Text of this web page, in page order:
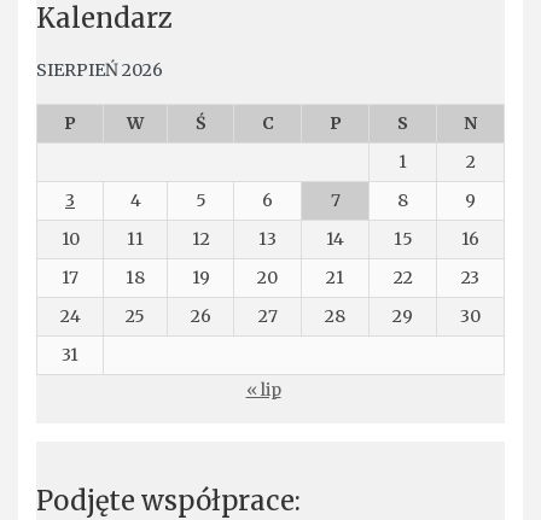
Kalendarz
SIERPIEŃ 2026
P W Ś C P S
N
1
2
3
4 5 6 7 8
9
10
11 12 13 14 15
16
17
18 19 20 21 22
23
24
25 26 27 28 29
30
31
« lip
Podjęte współprace: